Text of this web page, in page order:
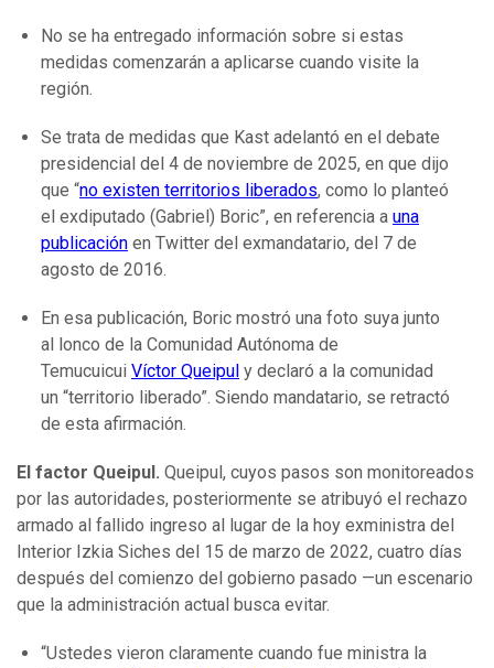
No se ha entregado información sobre si estas
medidas comenzarán a aplicarse cuando visite la
región.
Se trata de medidas que Kast adelantó en el debate
presidencial del 4 de noviembre de 2025, en que dijo
que “no existen territorios liberados, como lo planteó
el exdiputado (Gabriel) Boric”, en referencia a una
publicación en Twitter del exmandatario, del 7 de
agosto de 2016.
En esa publicación, Boric mostró una foto suya junto
al lonco de la Comunidad Autónoma de
Temucuicui Víctor Queipul y declaró a la comunidad
un “territorio liberado”. Siendo mandatario, se retractó
de esta afirmación.
El factor Queipul. Queipul, cuyos pasos son monitoreados
por las autoridades, posteriormente se atribuyó el rechazo
armado al fallido ingreso al lugar de la hoy exministra del
Interior Izkia Siches del 15 de marzo de 2022, cuatro días
después del comienzo del gobierno pasado —un escenario
que la administración actual busca evitar.
“Ustedes vieron claramente cuando fue ministra la